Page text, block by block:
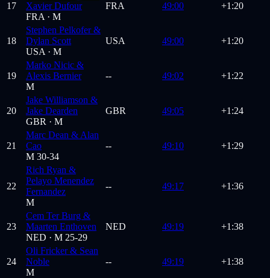
17
Xavier Dufour
FRA · M
FRA 49:00 +1:20
18
Stephen Pelkofer &
Dylan Scott
USA · M
USA 49:00 +1:20
19
Marko Nicic &
Alexis Bernier
M
-- 49:02 +1:22
20
Jake Williamson &
Jake Dearden
GBR · M
GBR 49:05 +1:24
21
Marc Dean & Alan
Cao
M 30-34
-- 49:10 +1:29
22
Rich Ryan &
Pelayo Menendez
Fernandez
M
-- 49:17 +1:36
23
Cem Ter Burg &
Maarten Enthoven
NED · M 25-29
NED 49:19 +1:38
24
Oli Fricker & Sean
Noble
M
-- 49:19 +1:38